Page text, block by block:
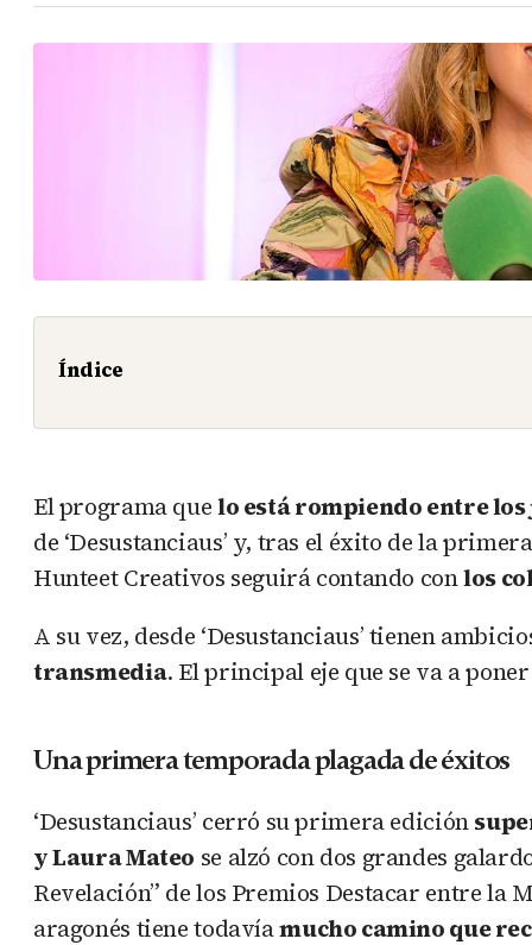
Índice
El programa quelo está rompiendo entre los
de ‘Desustanciaus’ y, tras el éxito de la
Hunteet Creativos seguirá contando conlos
A su vez, desde ‘Desustanciaus’ tienen
transmedia. El principal eje que se va a
Una primera temporada plagada de éxitos
‘Desustanciaus’ cerró su primera edición
y Laura Mateo se alzó con dos grandes
Revelación” de los Premios Destacar entre la
aragonés tiene todavíamucho camino que